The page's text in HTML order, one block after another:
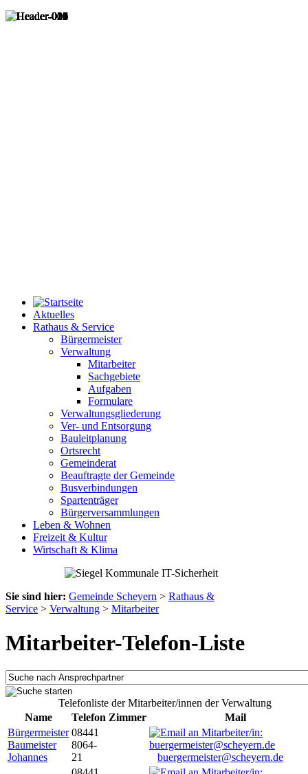
Aktuelles
Rathaus & Service
Bürgermeister
Verwaltung
Mitarbeiter
Sachgebiete
Aufgaben
Formulare
Verwaltungsgliederung
Ver- und Entsorgung
Bauleitplanung
Ortsrecht
Gemeinderat
Beauftragte der Gemeinde
Busverbindungen
Spartenträger
Bürgerversammlungen
Leben & Wohnen
Freizeit & Kultur
Wirtschaft & Klima
Sie sind hier: Gemeinde Scheyern > Rathaus &
Service > Verwaltung > Mitarbeiter
Mitarbeiter-Telefon-Liste
Telefonliste der Mitarbeiter/innen der Verwaltung
Name
Telefon Zimmer
Mail
Bürgermeister
Baumeister
Johannes
08441
8064-
21
buergermeister@scheyern.de